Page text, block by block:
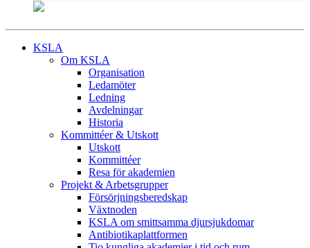
KSLA
Om KSLA
Organisation
Ledamöter
Ledning
Avdelningar
Historia
Kommittéer & Utskott
Utskott
Kommittéer
Resa för akademien
Projekt & Arbetsgrupper
Försörjningsberedskap
Växtnoden
KSLA om smittsamma djursjukdomar
Antibiotikaplattformen